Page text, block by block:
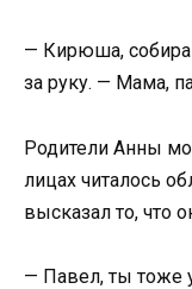
— Кирюша,
за руку. — Мама,
Родители Анны
лицах читалось
высказал то, что
— Павел, ты тоже